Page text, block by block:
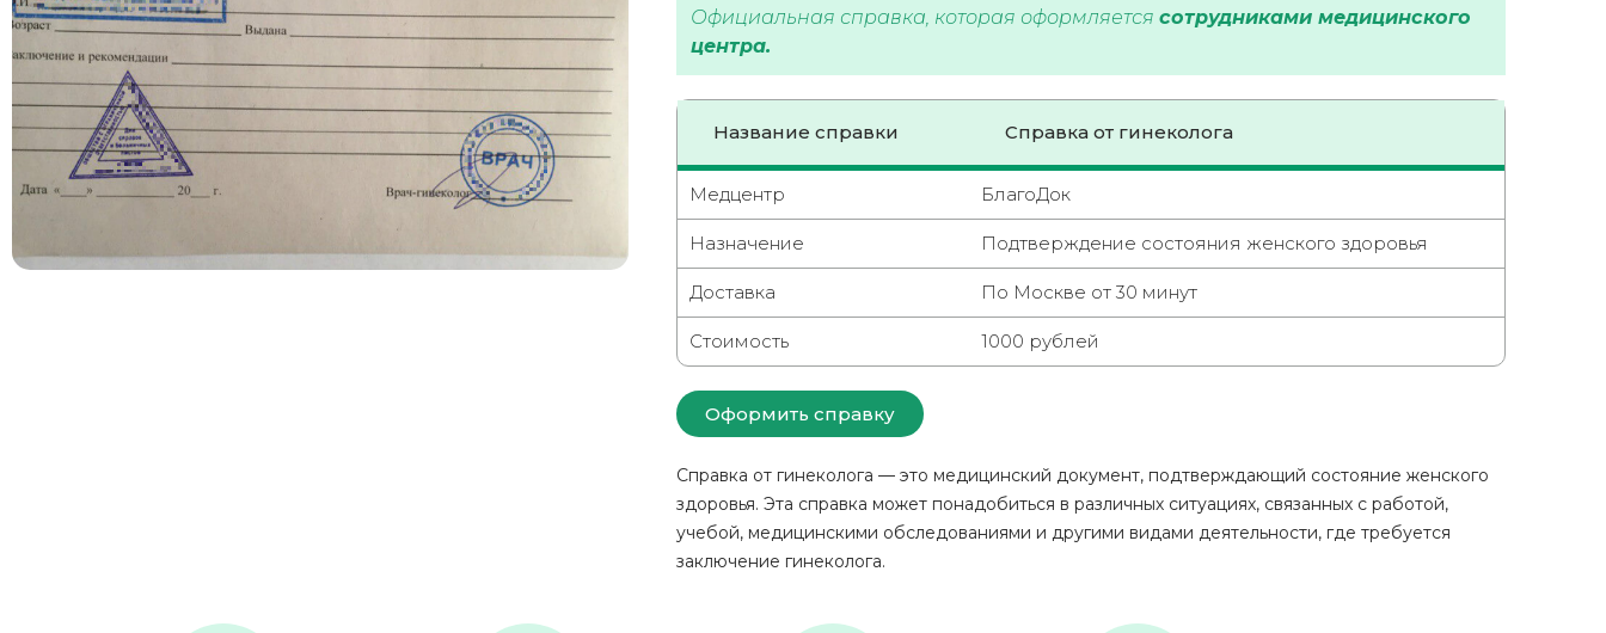
Официальная справка, которая оформляется сотрудниками медицинского
центра.
Название справки Справка от гинеколога
Медцентр БлагоДок
Назначение Подтверждение состояния женского здоровья
Доставка По Москве от 30 минут
Стоимость 1000 рублей
Оформить справку
Справка от гинеколога — это медицинский документ, подтверждающий состояние женского
здоровья. Эта справка может понадобиться в различных ситуациях, связанных с работой,
учебой, медицинскими обследованиями и другими видами деятельности, где требуется
заключение гинеколога.